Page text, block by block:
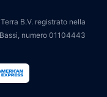
B.V. registrato nella
numero 01104443